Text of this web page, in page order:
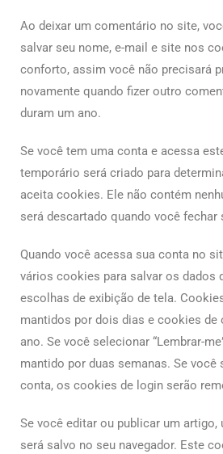
Ao deixar um comentário no site,
salvar seu nome, e-mail e site nos
conforto, assim você não precisará
novamente quando fizer outro
duram um ano.
Se você tem uma conta e acessa
temporário será criado para
aceita cookies. Ele não contém
será descartado quando você fechar
Quando você acessa sua conta no
vários cookies para salvar os dados
escolhas de exibição de tela.
mantidos por dois dias e cookies de
ano. Se você selecionar “Lembrar-
mantido por duas semanas. Se você
conta, os cookies de login serão
Se você editar ou publicar um artigo,
será salvo no seu navegador. Este